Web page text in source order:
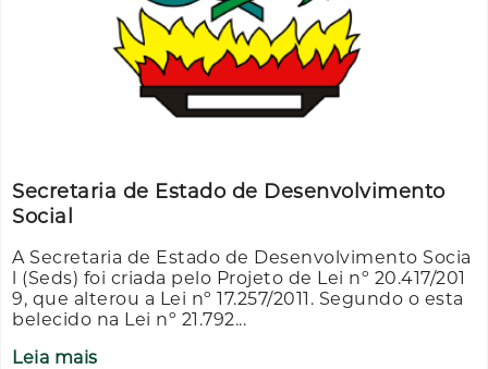
Secretaria de Estado de Desenvolvimento
Social
A Secretaria de Estado de Desenvolvimento Socia
l (Seds) foi criada pelo Projeto de Lei nº 20.417/201
9, que alterou a Lei nº 17.257/2011. Segundo o esta
belecido na Lei nº 21.792...
Leia mais